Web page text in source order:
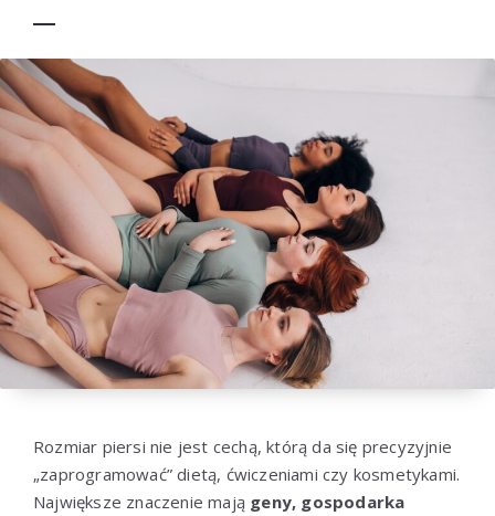
Rozmiar piersi nie jest cechą, którą da się precyzyjnie
„zaprogramować” dietą, ćwiczeniami czy kosmetykami.
Największe znaczenie mają geny, gospodarka